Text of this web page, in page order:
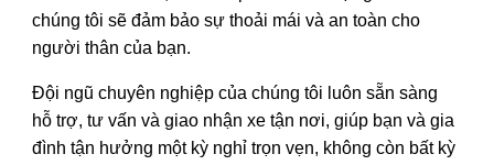
chúng tôi sẽ đảm bảo sự thoải mái và an toàn cho
người thân của bạn.
Đội ngũ chuyên nghiệp của chúng tôi luôn sẵn sàng
hỗ trợ, tư vấn và giao nhận xe tận nơi, giúp bạn và gia
đình tận hưởng một kỳ nghỉ trọn vẹn, không còn bất kỳ